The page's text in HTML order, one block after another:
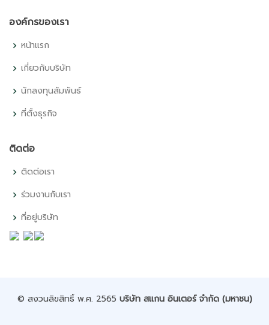
องค์กรของเรา
หน้าแรก
เกี่ยวกับบริษัท
นักลงทุนสัมพันธ์
ที่ตั้งธุรกิจ
ติดต่อ
ติดต่อเรา
ร่วมงานกับเรา
ที่อยู่บริษัท
© สงวนลิขสิทธิ์ พ.ศ. 2565 บริษัท สแกน อินเตอร์ จำกัด (มหาชน)